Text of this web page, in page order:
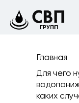
Главная
Для чего
каких